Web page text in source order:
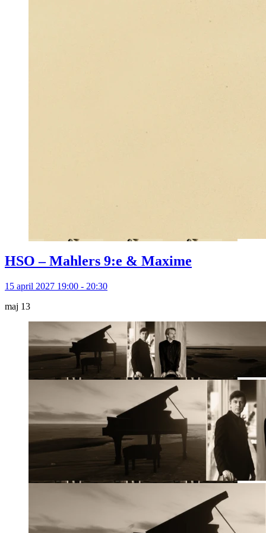
HSO – Mahlers 9:e & Maxime
15 april 2027 19:00 - 20:30
maj 13